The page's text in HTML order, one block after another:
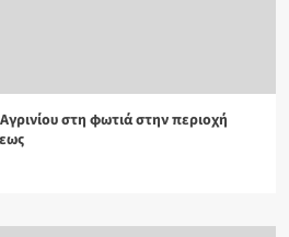
στη φωτιά στην περιοχή